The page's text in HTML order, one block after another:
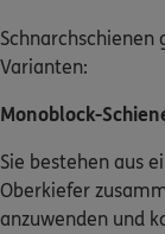
Schnarchschienen
Varianten:
Monoblock-
Sie bestehen aus
Oberkiefer
anzuwenden und